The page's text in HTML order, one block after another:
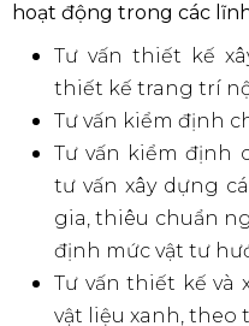
hoạt động trong các
Tư vấn thiết kế
thiết kế trang trí
Tư vấn kiểm định
Tư vấn kiểm định
tư vấn xây dựng
gia, thiêu chuẩn
định mức vật tư
Tư vấn thiết kế và
vật liệu xanh, theo